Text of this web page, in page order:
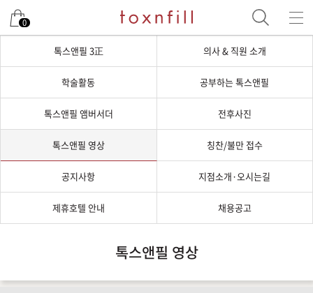
0
톡스앤필 3正 의사 & 직원 소개
학술활동 공부하는 톡스앤필
톡스앤필 앰버서더 전후사진
톡스앤필 영상 칭찬/불만 접수
공지사항 지점소개·오시는길
제휴호텔 안내 채용공고
톡스앤필 영상